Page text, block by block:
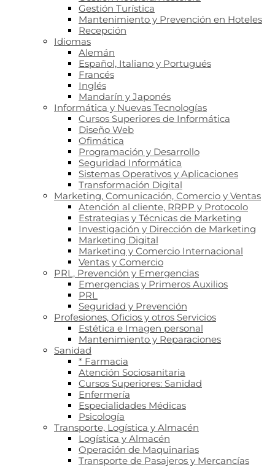
Gestión Turística
Mantenimiento y Prevención en Hoteles
Recepción
Idiomas
Alemán
Español, Italiano y Portugués
Francés
Inglés
Mandarín y Japonés
Informática y Nuevas Tecnologías
Cursos Superiores de Informática
Diseño Web
Ofimática
Programación y Desarrollo
Seguridad Informática
Sistemas Operativos y Aplicaciones
Transformación Digital
Marketing, Comunicación, Comercio y Ventas
Atención al cliente, RRPP y Protocolo
Estrategias y Técnicas de Marketing
Investigación y Dirección de Marketing
Marketing Digital
Marketing y Comercio Internacional
Ventas y Comercio
PRL, Prevención y Emergencias
Emergencias y Primeros Auxilios
PRL
Seguridad y Prevención
Profesiones, Oficios y otros Servicios
Estética e Imagen personal
Mantenimiento y Reparaciones
Sanidad
* Farmacia
Atención Sociosanitaria
Cursos Superiores: Sanidad
Enfermería
Especialidades Médicas
Psicología
Transporte, Logística y Almacén
Logística y Almacén
Operación de Maquinarias
Transporte de Pasajeros y Mercancías